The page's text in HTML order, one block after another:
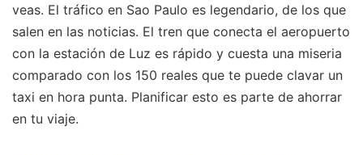
veas. El tráfico en Sao Paulo es legendario, de los que
salen en las noticias. El tren que conecta el aeropuerto
con la estación de Luz es rápido y cuesta una miseria
comparado con los 150 reales que te puede clavar un
taxi en hora punta. Planificar esto es parte de ahorrar
en tu viaje.